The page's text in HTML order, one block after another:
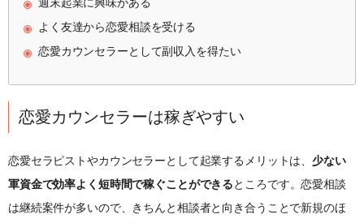
よく友達から恋愛相談を受ける
恋愛カウンセラーとして副収入を得たい
恋愛カウンセラーは稼ぎやすい
恋愛セラピストやカウンセラーとして起業するメリットは、少ない
軍資金で効率よく短時間で稼ぐことができるところです。恋愛相談
は継続案件が多いので、きちんと相談者と向き合うことで新規のほ